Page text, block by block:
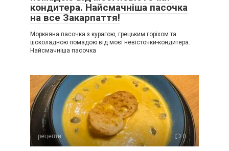
кондитера. Найсмачніша пасочка
на все Закарпаття!
Морквяна пасочка з курагою, грецьким горіхом та
шоколадною помадою від моєї невісточки-кондитера.
Найсмачніша пасочка
рецепти 0